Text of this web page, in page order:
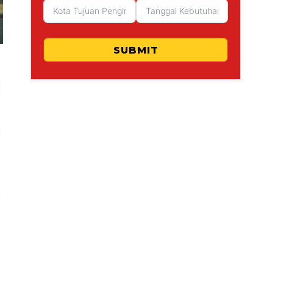
SUBMIT